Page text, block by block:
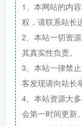
1、本网站的内
权，请联系站长
2、本站一切资
其真实性负责。
3、本站一律禁
客发现请向站长
4、本站资源大
会第一时间更新。